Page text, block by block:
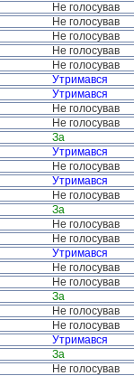
Не голосував
Не голосував
Не голосував
Не голосував
Не голосував
Утримався
Утримався
Не голосував
Не голосував
За
Утримався
Не голосував
Утримався
Не голосував
За
Не голосував
Не голосував
Утримався
Не голосував
Не голосував
За
Не голосував
Не голосував
Утримався
За
Не голосував